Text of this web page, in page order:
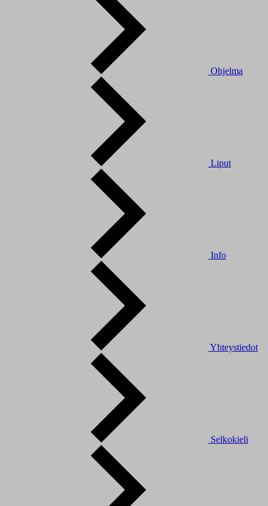
Ohjelma
Liput
Info
Yhteystiedot
Selkokieli